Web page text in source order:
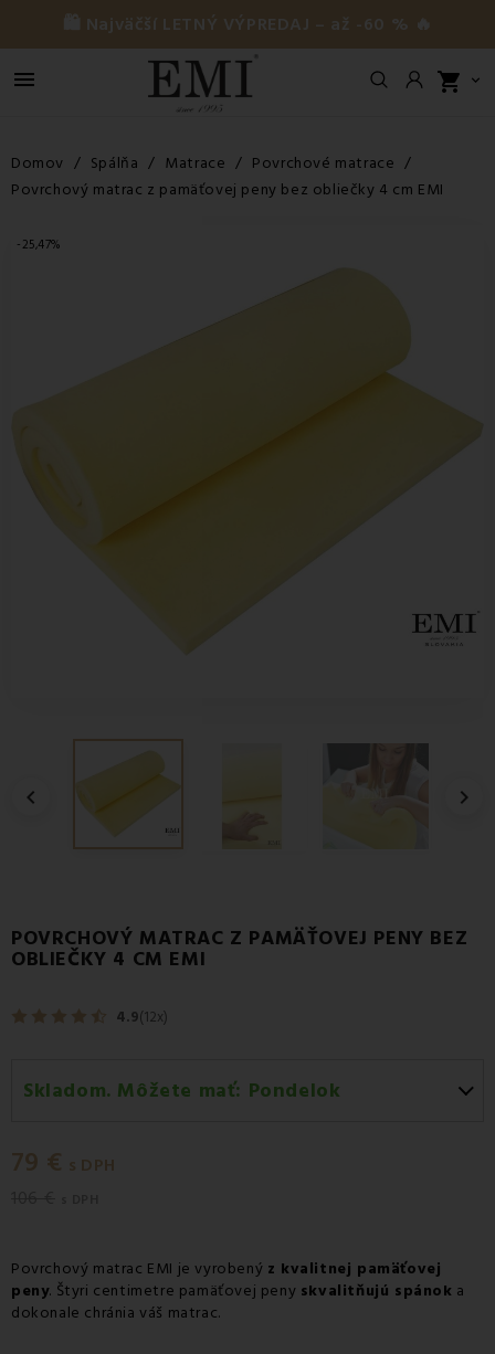
🛍️ Najväčší LETNÝ VÝPREDAJ – až -60 % 🔥
 shopping_cart 
Domov Spálňa Matrace
Povrchové matrace
Povrchový matrac z pamäťovej peny bez obliečky 4 cm EMI
-25,47%
 
POVRCHOVÝ MATRAC Z PAMÄŤOVEJ PENY BEZ
OBLIEČKY 4 CM EMI
4.9(12x)
Skladom. Môžete mať: Pondelok
Pondelok 10.08
79 € s DPH
Povrchový matrac EMI je vyrobený z kvalitnej pamäťovej
peny. Štyri centimetre pamäťovej peny skvalitňujú spánok a
dokonale chránia váš matrac.